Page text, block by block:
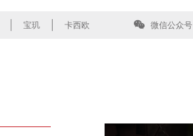
宝玑 卡西欧 微信公众号